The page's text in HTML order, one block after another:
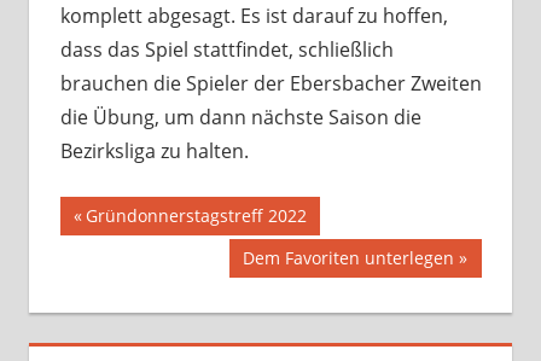
komplett abgesagt. Es ist darauf zu hoffen,
dass das Spiel stattfindet, schließlich
brauchen die Spieler der Ebersbacher Zweiten
die Übung, um dann nächste Saison die
Bezirksliga zu halten.
Beitragsnavigation
Vorheriger
Beitrag:
Gründonnerstagstreff 2022
Nächster
Dem Favoriten unterlegen